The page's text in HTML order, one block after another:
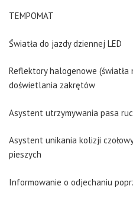
TEMPOMAT
Światła do jazdy dziennej LED
Reflektory halogenowe
doświetlania zakrętów
Asystent utrzymywania pasa
Asystent unikania kolizji
pieszych
Informowanie o odjechaniu